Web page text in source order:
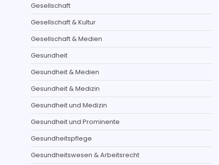
Gesellschaft
Gesellschaft & Kultur
Gesellschaft & Medien
Gesundheit
Gesundheit & Medien
Gesundheit & Medizin
Gesundheit und Medizin
Gesundheit und Prominente
Gesundheitspflege
Gesundheitswesen & Arbeitsrecht